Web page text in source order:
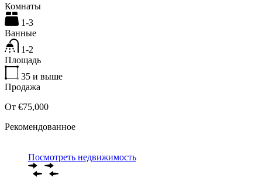
Комнаты
1-3
Ванные
1-2
Площадь
35 и выше
Продажа
От €75,000
Рекомендованное
Посмотреть недвижимость